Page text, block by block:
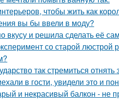
чтобы жить как
вы бы ввели в моду?
вкусу и решила сделать её
со старой люстрой
так стремиться
в гости, увидели это и
и некрасивый балкон - не